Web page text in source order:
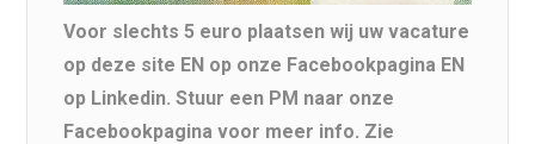
Voor slechts 5 euro plaatsen wij uw vacature
op deze site EN op onze Facebookpagina EN
op Linkedin. Stuur een PM naar onze
Facebookpagina voor meer info. Zie